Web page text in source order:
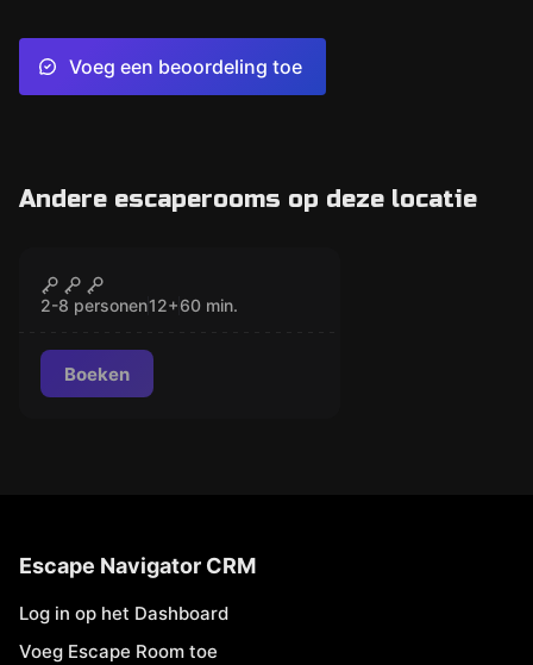
Voeg een beoordeling toe
Andere escaperooms op deze locatie
The Forgotten Viking
Raid
2-8 personen12+60 min.
Boeken
Escape Navigator CRM
Log in op het Dashboard
Voeg Escape Room toe